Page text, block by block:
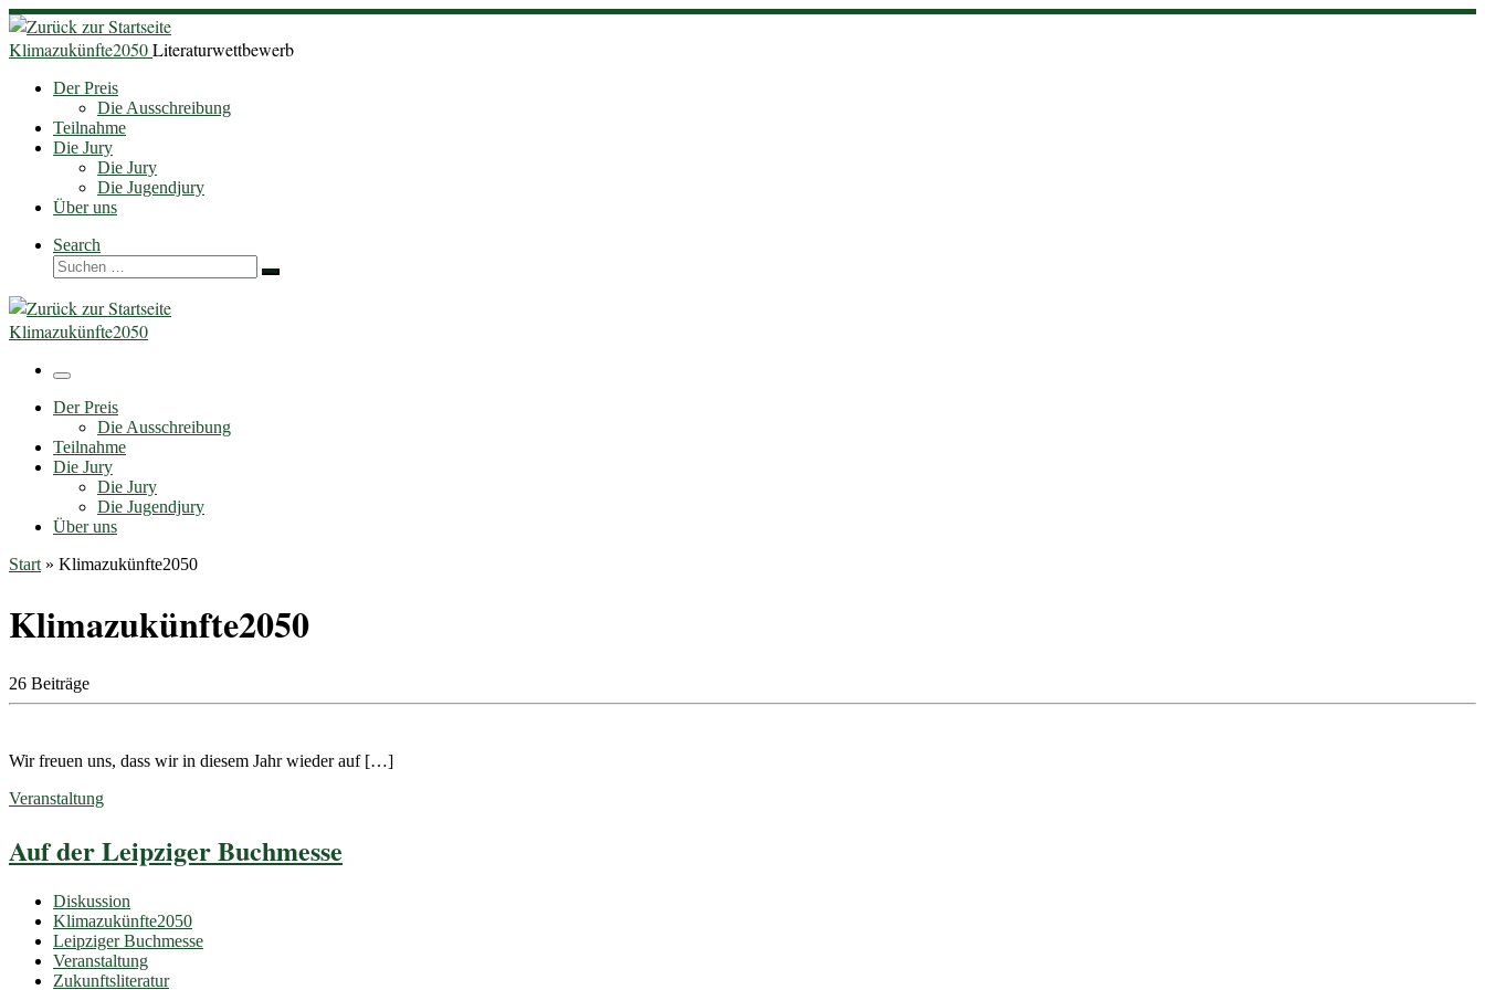
Zum
Inhalt
springen
Klimazukünfte2050Literaturwettbewerb
Der Preis
Die Ausschreibung
Teilnahme
Die Jury
Die Jury
Die Jugendjury
Über uns
Search
Suche
Suchen …
Klimazukünfte2050
Menü
Der Preis
Die Ausschreibung
Teilnahme
Die Jury
Die Jury
Die Jugendjury
Über uns
Start » Klimazukünfte2050
Klimazukünfte2050
26 Beiträge
Wir freuen uns, dass wir in diesem Jahr wieder auf […]
Veranstaltung
Auf der Leipziger Buchmesse
Diskussion
Klimazukünfte2050
Leipziger Buchmesse
Veranstaltung
Zukunftsliteratur